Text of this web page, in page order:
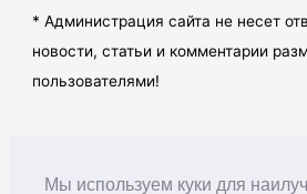
Мы используем куки для
* Администрация сайта не несет
новости, статьи и комментарии
пользователями!